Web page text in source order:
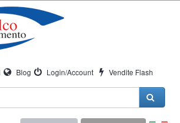
Blog Login/Account Vendite Flash